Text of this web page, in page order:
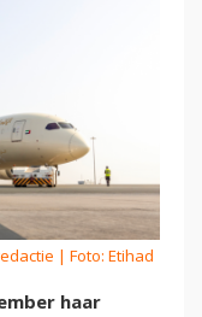
| Foto: Etihad
haar